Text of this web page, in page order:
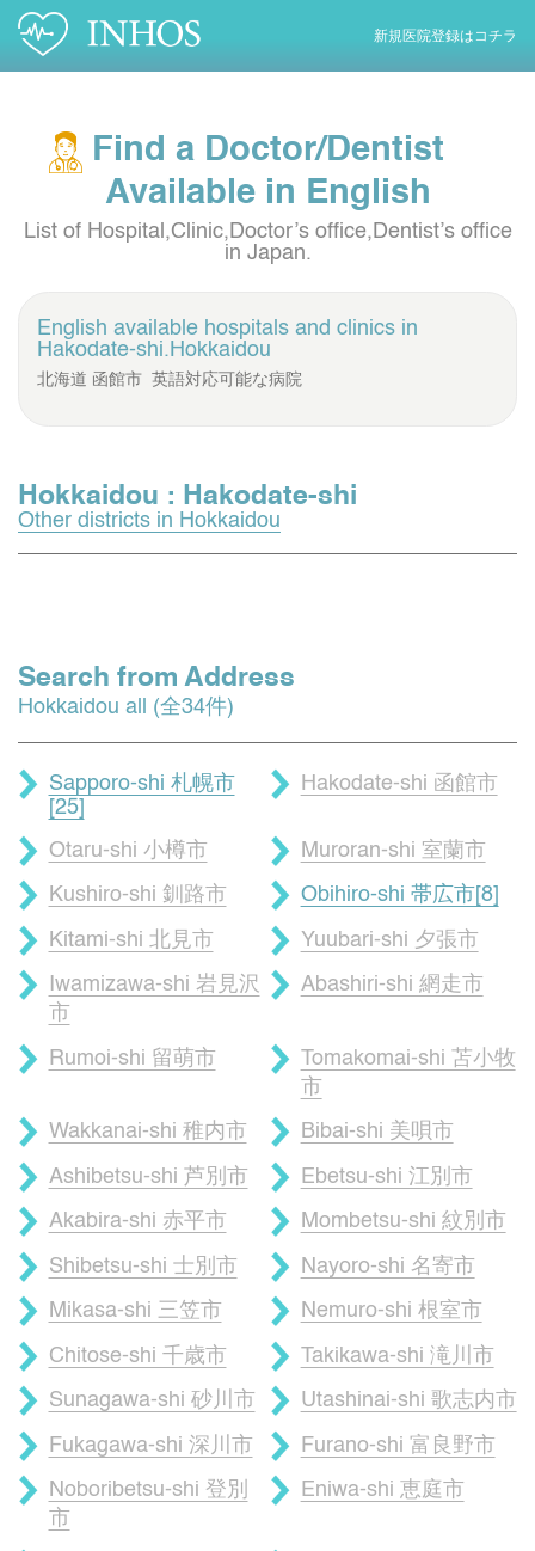
新規医院登録はコチラ
Find a Doctor/Dentist
Available in English
List of Hospital,Clinic,Doctor’s office,Dentist’s office
in Japan.
English available hospitals and clinics in
Hakodate-shi.Hokkaidou
北海道 函館市 英語対応可能な病院
Hokkaidou : Hakodate-shi
Other districts in Hokkaidou
Search from Address
Hokkaidou all (全34件)
Sapporo-shi 札幌市
[25]
Hakodate-shi 函館市
Otaru-shi 小樽市 Muroran-shi 室蘭市
Kushiro-shi 釧路市 Obihiro-shi 帯広市[8]
Kitami-shi 北見市 Yuubari-shi 夕張市
Iwamizawa-shi 岩見沢
市
Abashiri-shi 網走市
Rumoi-shi 留萌市
Tomakomai-shi 苫小牧
市
Wakkanai-shi 稚内市 Bibai-shi 美唄市
Ashibetsu-shi 芦別市 Ebetsu-shi 江別市
Akabira-shi 赤平市 Mombetsu-shi 紋別市
Shibetsu-shi 士別市 Nayoro-shi 名寄市
Mikasa-shi 三笠市 Nemuro-shi 根室市
Chitose-shi 千歳市 Takikawa-shi 滝川市
Sunagawa-shi 砂川市 Utashinai-shi 歌志内市
Fukagawa-shi 深川市 Furano-shi 富良野市
Noboribetsu-shi 登別
市
Eniwa-shi 恵庭市